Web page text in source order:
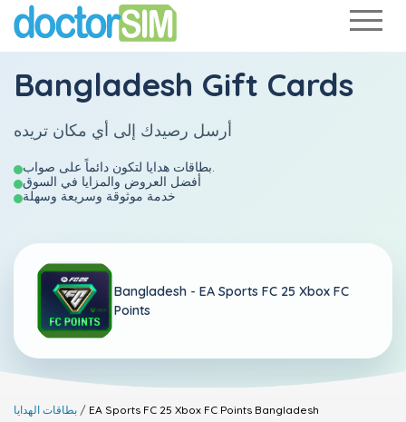
Bangladesh Gift Cards
أرسل رصيدك إلى أي مكان تريده
أفضل العروض والمزايا في السوق
خدمة موثوقة وسريعة وسهلة
Bangladesh -EA Sports FC 25 Xbox FC
Points
بطاقات الهدايا EA Sports FC 25 Xbox FC Points Bangladesh